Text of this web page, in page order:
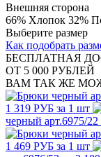
Внешняя сторона
66% Хлопок 32%
Выберите размер
Как подобрать
БЕСПЛАТНАЯ
ОТ 5 000 РУБЛЕЙ
ВАМ ТАК ЖЕ
1 319 РУБ за 1 шт
черный арт.6975/22
1 469 РУБ за 1 шт